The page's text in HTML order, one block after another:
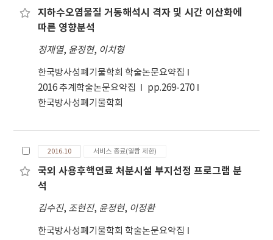
지하수오염물질 거동해석시 격자 및 시간 이산화에
따른 영향분석
정재열, 윤정현, 이치형
한국방사성폐기물학회 학술논문요약집
2016 추계학술논문요약집
pp.269-270
한국방사성폐기물학회
2016.10 서비스 종료(열람 제한)
국외 사용후핵연료 처분시설 부지선정 프로그램 분
석
김수진, 조현진, 윤정현, 이정환
한국방사성폐기물학회 학술논문요약집